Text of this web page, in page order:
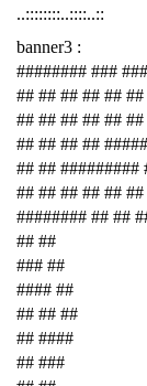
..::::::::..::::..::
banner3 :
######## ###
## ## ## ## ##
## ## ## ## ##
## ## ## ##
## ## #########
## ## ## ## ##
######## ## ##
## ##
### ##
#### ##
## ## ##
## ####
## ###